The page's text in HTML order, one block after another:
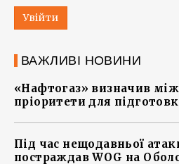
Увійти
ВАЖЛИВІ НОВИНИ
«Нафтогаз» визначив
пріоритети для
Під час нещодавньої
постраждав WOG на